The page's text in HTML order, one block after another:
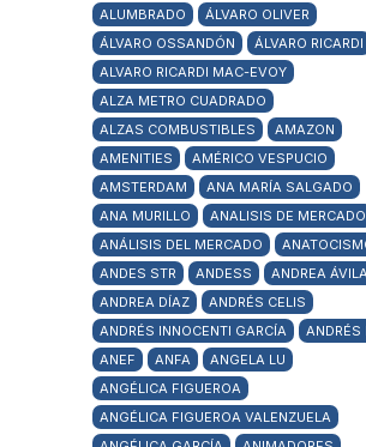
ALUMBRADO
ÁLVARO OLIVER
ÁLVARO OSSANDÓN
ÁLVARO RICARDI
ALVARO RICARDI MAC-EVOY
ALZA METRO CUADRADO
ALZAS COMBUSTIBLES
AMAZON
AMENITIES
AMÉRICO VESPUCIO
AMSTERDAM
ANA MARÍA SALGADO
ANA MURILLO
ANALISIS DE MERCADO
ANÁLISIS DEL MERCADO
ANDES STR
ANDESS
ANDREA
ANDREA DÍAZ
ANDRÉS CELIS
ANDRÉS INNOCENTI GARCÍA
ANDRÉS
ANEF
ANFA
ANGELA LU
ANGÉLICA FIGUEROA
ANGÉLICA FIGUEROA VALENZUELA